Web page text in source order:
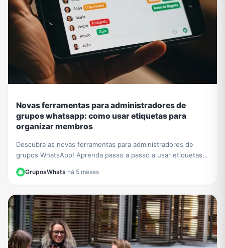
Novas ferramentas para administradores de
grupos whatsapp: como usar etiquetas para
organizar membros
Descubra as novas ferramentas para administradores de
grupos WhatsApp! Aprenda passo a passo a usar etiquetas
para organizar membros e otimizar sua gestão.
GruposWhats·há 5 meses